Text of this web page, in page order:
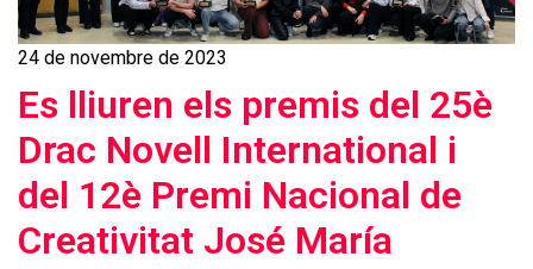
24 de novembre de 2023
Es lliuren els premis del 25è
Drac Novell International i
del 12è Premi Nacional de
Creativitat José María